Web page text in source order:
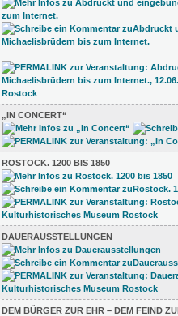
„IN CONCERT“
ROSTOCK. 1200 BIS 1850
DAUERAUSSTELLUNGEN
DEM BÜRGER ZUR EHR – DEM FEIND